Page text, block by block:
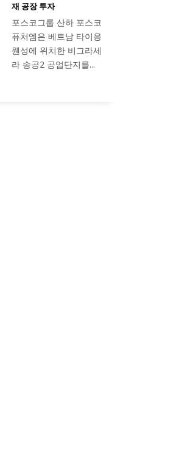
재 공장 투자
포스코그룹 산하 포스코
퓨처엠은 베트남 타이응
웬성에 위치한 비그라세
라 송공2 공업단지를...